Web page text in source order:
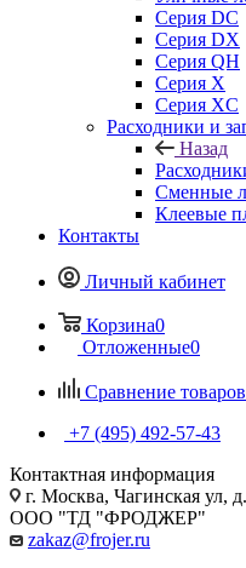
Серия DC
Серия DX
Серия QH
Серия X
Серия XC
Расходники и
Назад
Сменные
Клеевые
Контакты
Личный кабинет
Корзина0
Отложенные0
Сравнение товаров
+7 (495) 492-57-43
Контактная информация
г. Москва, Чагинская ул,
ООО "ТД "ФРОДЖЕР"
zakaz@frojer.ru